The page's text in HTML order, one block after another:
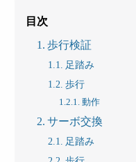
目次
歩行検証
足踏み
歩行
動作
サーボ交換
足踏み